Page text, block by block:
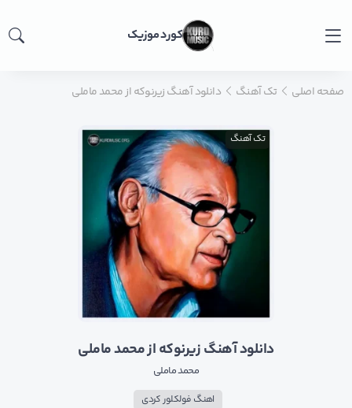
کورد موزیک
صفحه اصلی تک آهنگ دانلود آهنگ زیرنوکه از محمد ماملی
تک آهنگ
دانلود آهنگ زیرنوکه از محمد ماملی
محمد ماملی
اهنگ فولکلور کردی